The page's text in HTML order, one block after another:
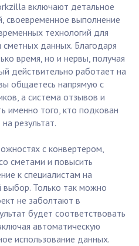
включают детальное
своевременное выполнение
технологий для
данных. Благодаря
время, но и нервы, получая
действительно работает на
общаетесь напрямую с
а система отзывов и
именно того, кто подкован
результат.
с конвертером,
сметами и повысить
к специалистам на
Только так можно
не заболтают в
будет соответствовать
автоматическую
использование данных.